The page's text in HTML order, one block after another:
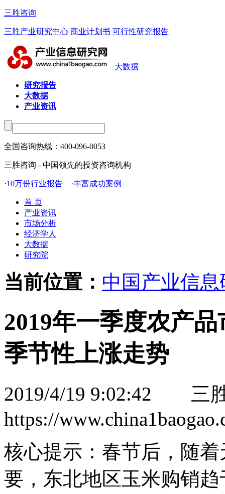
三胜咨询
三胜产业研究中心 商业计划书 可行性研究报告
大数据
研究报告
大数据
产业资讯
全国咨询热线： 400-096-0053
三胜咨询 - 中国领先的投资咨询机构
·10万份行业报告 ·丰富成功案例
首 页
产业资讯
市场分析
经济学人
大数据
研究院
当前位置： 中国产业信
2019年一季度农产
季节性上涨走势
2019/4/19 9:02:42 三胜
https://
核心提示： 春节后，随
要，东北地区玉米购销